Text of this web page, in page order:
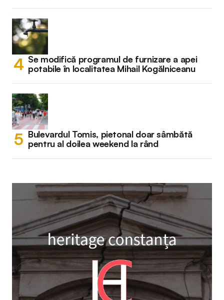
Se modifică programul de furnizare a apei
potabile în localitatea Mihail Kogălniceanu
Bulevardul Tomis, pietonal doar sâmbătă
pentru al doilea weekend la rând